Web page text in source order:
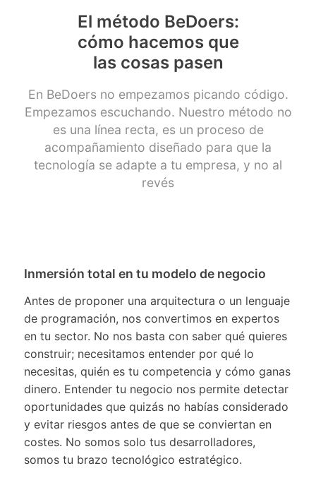
El método BeDoers:
cómo hacemos que
las cosas pasen
En BeDoers no empezamos picando código.
Empezamos escuchando. Nuestro método no
es una línea recta, es un proceso de
acompañamiento diseñado para que la
tecnología se adapte a tu empresa, y no al
revés
Inmersión total en tu modelo de negocio
Antes de proponer una arquitectura o un lenguaje
de programación, nos convertimos en expertos
en tu sector. No nos basta con saber qué quieres
construir; necesitamos entender por qué lo
necesitas, quién es tu competencia y cómo ganas
dinero. Entender tu negocio nos permite detectar
oportunidades que quizás no habías considerado
y evitar riesgos antes de que se conviertan en
costes. No somos solo tus desarrolladores,
somos tu brazo tecnológico estratégico.